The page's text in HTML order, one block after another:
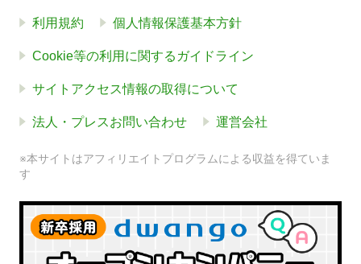
利用規約 個人情報保護基本方針
Cookie等の利用に関するガイドライン
サイトアクセス情報の取得について
法人・プレスお問い合わせ 運営会社
※本サイトはアフィリエイトプログラムによる収益を得ていま
す